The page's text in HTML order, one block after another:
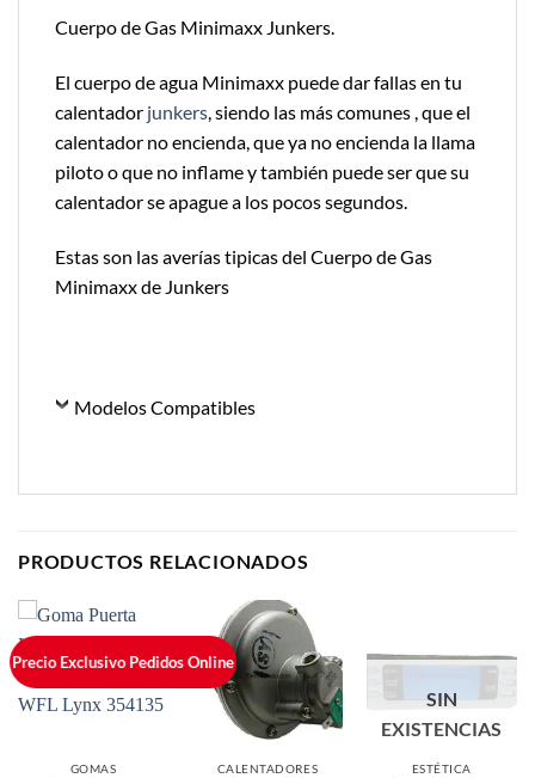
Cuerpo de Gas Minimaxx Junkers.
El cuerpo de agua Minimaxx puede dar fallas en tu
calentador junkers, siendo las más comunes , que el
calentador no encienda, que ya no encienda la llama
piloto o que no inflame y también puede ser que su
calentador se apague a los pocos segundos.
Estas son las averías tipicas del Cuerpo de Gas
Minimaxx de Junkers
Modelos Compatibles
PRODUCTOS RELACIONADOS
Precio Exclusivo Pedidos Online
GOMAS CALENTADORES
SIN
EXISTENCIAS
ESTÉTICA